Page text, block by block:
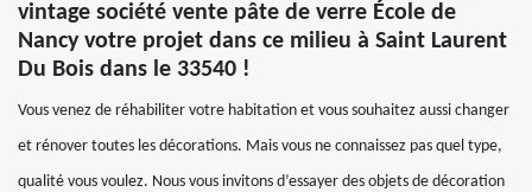
vintage société vente pâte de verre École de
Nancy votre projet dans ce milieu à Saint Laurent
Du Bois dans le 33540 !
Vous venez de réhabiliter votre habitation et vous souhaitez aussi changer
et rénover toutes les décorations. Mais vous ne connaissez pas quel type,
qualité vous voulez. Nous vous invitons d’essayer des objets de décoration